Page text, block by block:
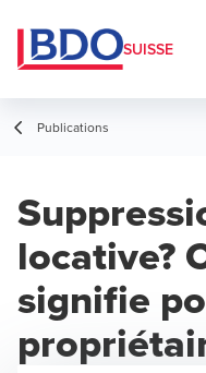
SUISSE
Publications
locative?
signifie